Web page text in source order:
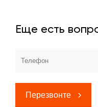
Еще есть
Перезвонте